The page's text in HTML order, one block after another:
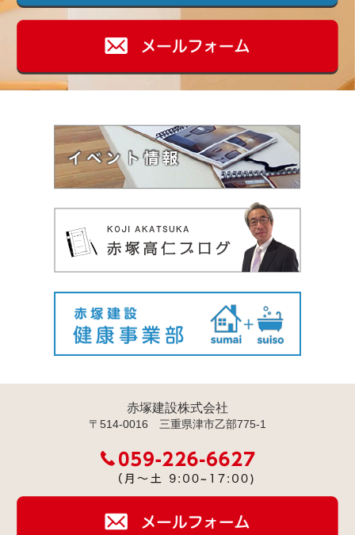
赤塚建設株式会社
〒514-0016 三重県津市乙部775-1